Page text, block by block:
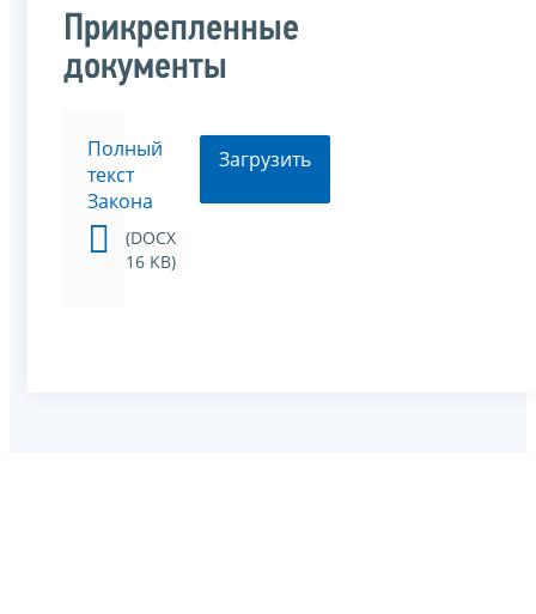
Прикрепленные
документы
Полный
текст
Закона
(DOCX
16 KB)
Загрузить